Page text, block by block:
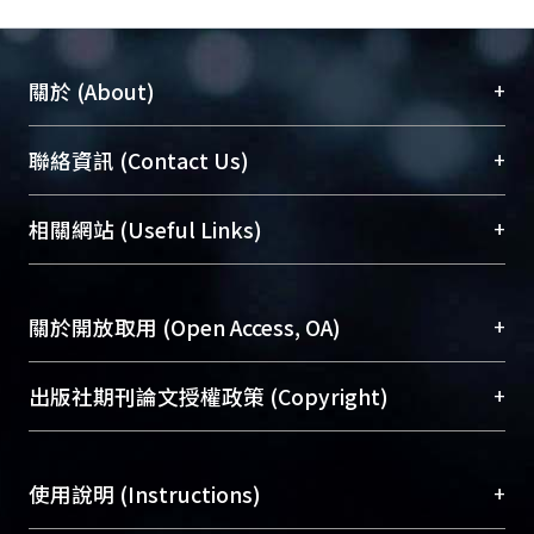
關於 (About) +
臺大位居世界頂尖大學之列，為永久珍藏及向國際
展現本校豐碩的研究成果及學術能量，圖書館整合
機構典藏（NTUR）與學術庫（AH）不同功能平
台，成為臺大學術典藏NTU scholars。期能整合研
成果。
To permanently archive and promote researcher
profiles and scholarly works, Library integrates the
services of “NTU Repository” with “Academic
聯絡資訊 (Contact Us) +
總館學科館員(Main Library)
醫學圖書館學科館員(Medical Library)
Sciences Library)
相關網站 (Useful Links) +
關於開放取用 (Open Access, OA) +
開放取用是從使用者角度提升資訊取用性的社會運
動，應用在學術研究上是透過將研究著作公開供使
用逐年攀升。同時可加速研究發展、提升研究影響
出版社期刊論文授權政策 (Copyright) +
含部分內容的版權非匯入者所有，或由第三方贊
助與合作完成，請確認該版權所有者及第三方同
使用說明 (Instructions) +